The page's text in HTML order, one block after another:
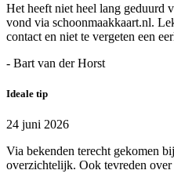
Het heeft niet heel lang geduurd
vond via schoonmaakkaart.nl.
contact en niet te vergeten een
- Bart van der Horst
Ideale tip
24 juni 2026
Via bekenden terecht gekomen
overzichtelijk. Ook tevreden